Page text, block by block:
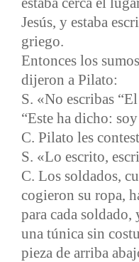
Jesús, y estaba
griego.
Entonces los
dijeron a Pilato:
S. «No escribas
“Este ha dicho:
C. Pilato les
S. «Lo escrito,
C. Los soldados,
cogieron su ropa,
para cada
una túnica sin
pieza de arriba